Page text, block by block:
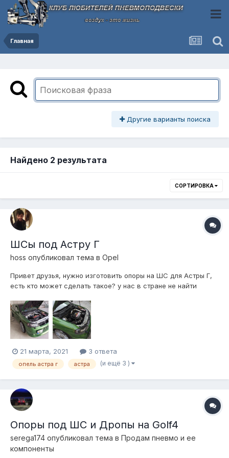
Главная
Другие варианты поиска
Найдено 2 результата
СОРТИРОВКА
ШСы под Астру Г
hoss опубликовал тема в Opel
Привет друзья, нужно изготовить опоры на ШС для Астры Г,
есть кто может сделать такое? у нас в стране не найти
чертеж и сможет всё это сделать? Сам с Молдовы,
Кишинёв, желательно чтоб можно было их скинуть ко мне,
вроде щас почтой можно. И прежде все...
21 марта, 2021 3 ответа
опель астра г астра (и ещё 3 )
Опоры под ШС и Дропы на Golf4
serega174 опубликовал тема в Продам пневмо и ее
компоненты